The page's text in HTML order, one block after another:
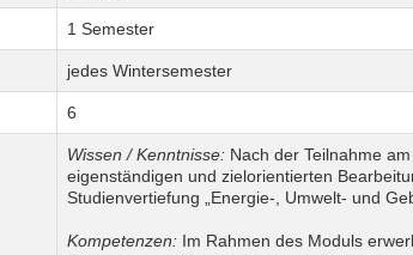
1 Semester
jedes Wintersemester
6
Wissen / Kenntnisse:Nach der Teilnahme
eigenständigen und zielorientierten
Studienvertiefung „Energie-, Umwelt- und
Kompetenzen:Im Rahmen des Moduls